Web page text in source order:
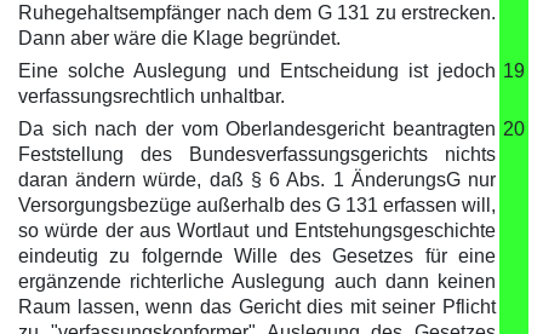
Ruhegehaltsempfänger nach dem G 131 zu erstrecken.
Dann aber wäre die Klage begründet.
Eine solche Auslegung und Entscheidung ist jedoch
verfassungsrechtlich unhaltbar.
19
Da sich nach der vom Oberlandesgericht beantragten
Feststellung des Bundesverfassungsgerichts nichts
daran ändern würde, daß § 6 Abs. 1 ÄnderungsG nur
Versorgungsbezüge außerhalb des G 131 erfassen will,
so würde der aus Wortlaut und Entstehungsgeschichte
eindeutig zu folgernde Wille des Gesetzes für eine
ergänzende richterliche Auslegung auch dann keinen
Raum lassen, wenn das Gericht dies mit seiner Pflicht
20